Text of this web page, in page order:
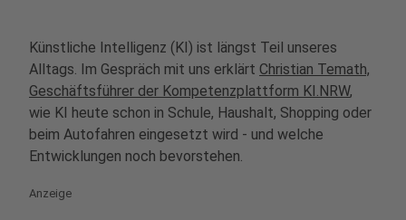
Künstliche Intelligenz (KI) ist längst Teil unseres
Alltags. Im Gespräch mit uns erklärt Christian Temath,
Geschäftsführer der Kompetenzplattform KI.NRW,
wie KI heute schon in Schule, Haushalt, Shopping oder
beim Autofahren eingesetzt wird - und welche
Entwicklungen noch bevorstehen.
Anzeige